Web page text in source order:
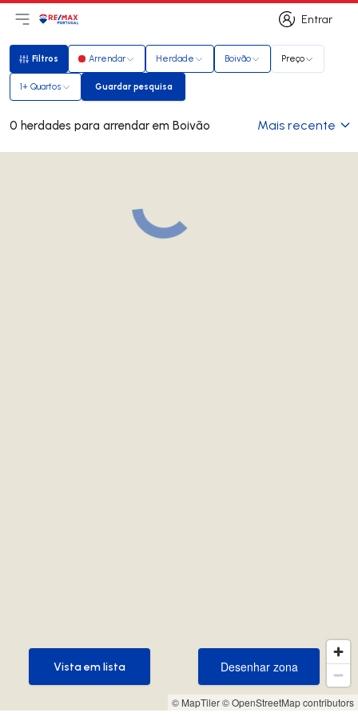
Entrar
Entrar
Abri menu principal
LogoIr para página inicial
Filtros
Filtros Arrendar Herdade Boivão Preço
1+ Quartos Guardar pesquisa
Guardar pesquisa
0 herdades para arrendar em Boivão Mais recente
© MapTiler© OpenStreetMap contributors
Desenhar zona
Desenhar zona
Vista em lista
Vista em lista